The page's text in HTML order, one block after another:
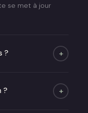
se met à jour
? +
mat.
? +